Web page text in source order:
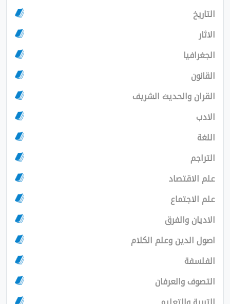
والحديث الشريف
والفرق
وعلم الكلام
والعرفان